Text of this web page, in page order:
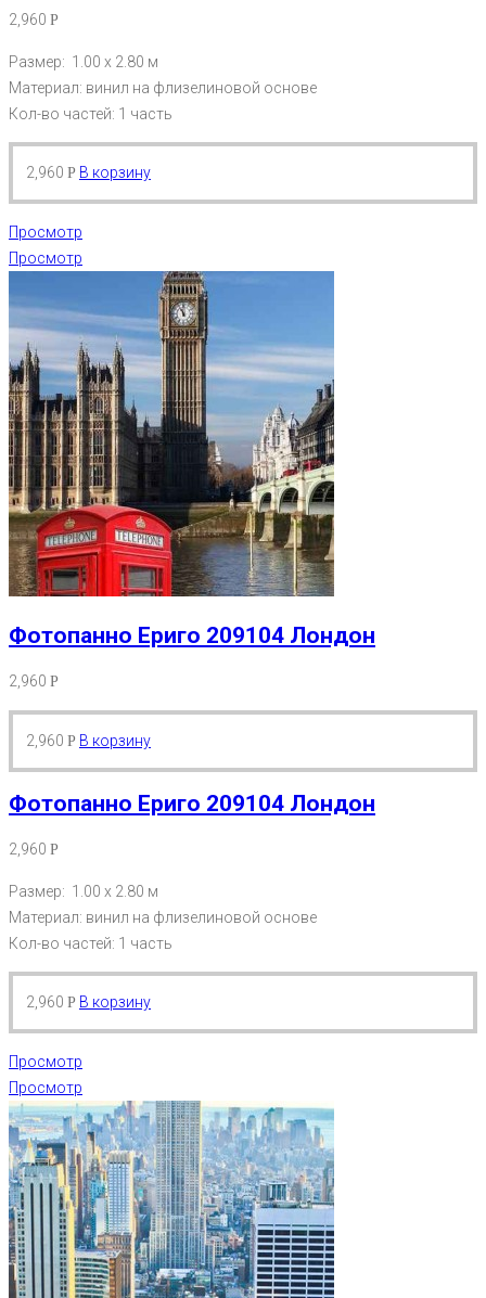
2,960 Р
Размер: 1.00 х 2.80 м
Материал: винил на флизелиновой основе
Кол-во частей: 1 часть
2,960 Р В корзину
Просмотр
Просмотр
Фотопанно Ериго 209104 Лондон
2,960 Р
2,960 Р В корзину
Фотопанно Ериго 209104 Лондон
2,960 Р
Размер: 1.00 х 2.80 м
Материал: винил на флизелиновой основе
Кол-во частей: 1 часть
2,960 Р В корзину
Просмотр
Просмотр